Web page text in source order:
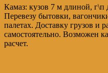
Камаз: кузов 7 м длиной, г\п
Перевезу бытовки,
палетах. Доставку грузов и
самостоятельно. Возможен
расчет.